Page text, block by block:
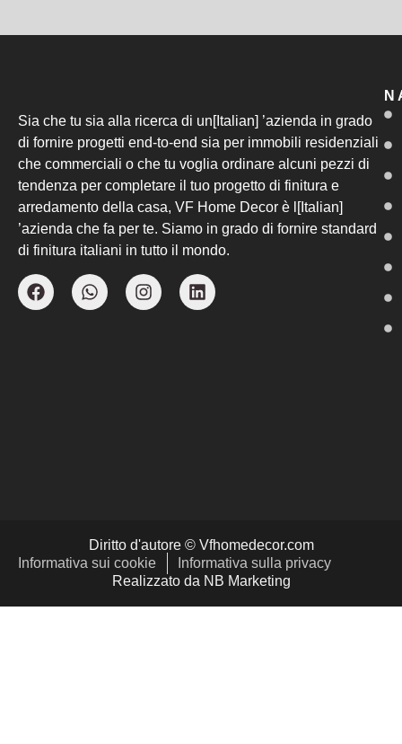
Sia che tu sia alla ricerca di un[Italian] ’azienda in grado
di fornire progetti end-to-end sia per immobili residenziali
che commerciali o che tu voglia ordinare alcuni pezzi di
tendenza per completare il tuo progetto di finitura e
arredamento della casa, VF Home Decor è l[Italian]
’azienda che fa per te. Siamo in grado di fornire standard
di finitura italiani in tutto il mondo.
Diritto d'autore © Vfhomedecor.com
Informativa sui cookie
Informativa sulla privacy
Realizzato da NB Marketing